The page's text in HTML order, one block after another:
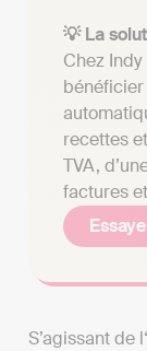
💡 La
Chez
recettes
TVA,
factures
S’agissant de